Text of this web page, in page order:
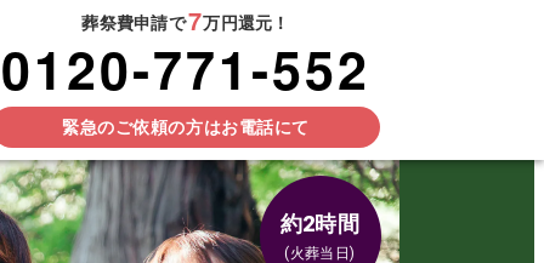
葬祭費申請で7万円還元！
0120-771-552
緊急のご依頼の方はお電話にて
約2時間
(火葬当日)